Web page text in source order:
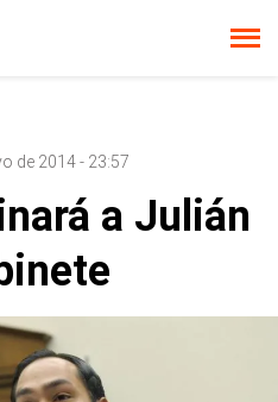
de 2014 - 23:57
a Julián